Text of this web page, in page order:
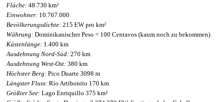
Fläche: 48.730 km²
Einwohner: 10.767.000
Bevölkerungsdichte: 215 EW pro km²
Währung: Dominikanischer Peso = 100 Centavos (kaum noch zu bekommen)
Küstenlänge: 1.400 km
Ausdehnung Nord-Süd: 270 km
Ausdehnung West-Ost: 380 km
Höchster Berg: Pico Duarte 3098 m
Längster Fluss: Río Artibonito 170 km
Größter See: Lago Enriquillo 375 km²